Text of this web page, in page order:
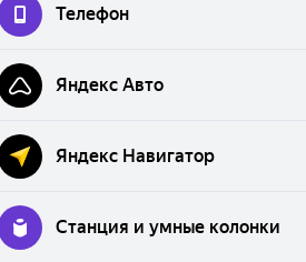
Телефон
Яндекс Авто
Яндекс Навигатор
Станция и умные колонки